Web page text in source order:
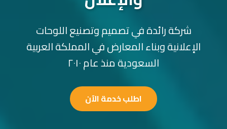
شركة رائدة في تصميم وتصنيع اللوحات
الإعلانية وبناء المعارض في المملكة العربية
السعودية منذ عام ٢٠١٠
اطلب خدمة الآن